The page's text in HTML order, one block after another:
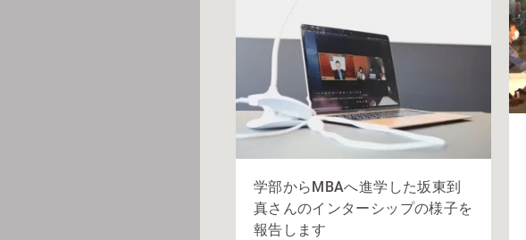
学部からMBAへ進学した坂東到
真さんのインターシップの様子を
報告します